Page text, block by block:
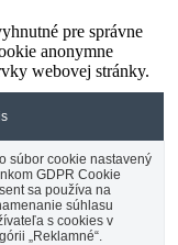
pre správne
anonymne
webovej stránky.
súbor cookie nastavený
GDPR Cookie
sa používa na
súhlasu
s cookies v
„Reklamné“.